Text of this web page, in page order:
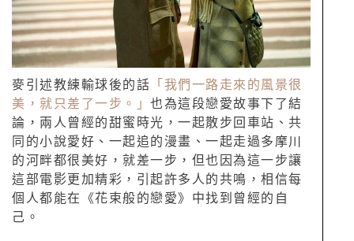
麥引述教練輸球後的話 「我們一路走來的風景很
美，就只差了一步。」 也為這段戀愛故事下了結
論，兩人曾經的甜蜜時光，一起散步回車站、共
同的小說愛好、一起追的漫畫、一起走過多摩川
的河畔都很美好，就差一步，但也因為這一步讓
這部電影更加精彩，引起許多人的共鳴，相信每
個人都能在《花束般的戀愛》中找到曾經的自
己。